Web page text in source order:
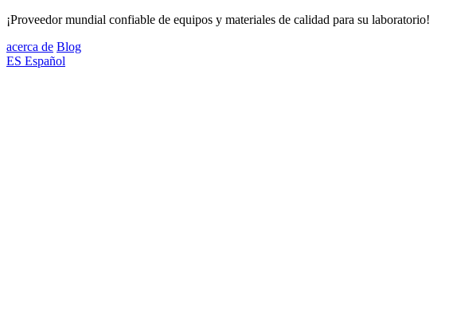
¡Proveedor mundial confiable de equipos y materiales de calidad para su laboratorio!
acerca de Blog
ES Español